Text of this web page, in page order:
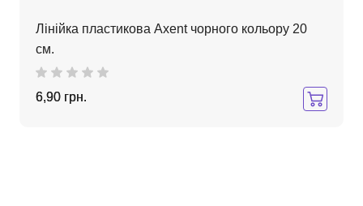
Лінійка пластикова Axent чорного кольору 20
см.
6,90 грн.